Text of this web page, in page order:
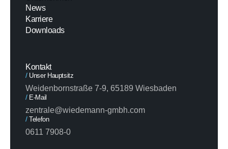
News
Karriere
Downloads
Kontakt
/Unser Hauptsitz
Weidenbornstraße 7-9, 65189 Wiesbaden
/E-Mail
zentrale@wiedemann-gmbh.com
/Telefon
0611 7908-0